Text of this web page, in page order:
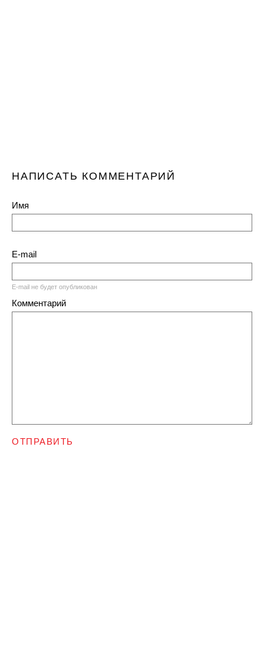
НАПИСАТЬ КОММЕНТАРИЙ
Имя
E-mail
E-mail не будет опубликован
Комментарий
ОТПРАВИТЬ